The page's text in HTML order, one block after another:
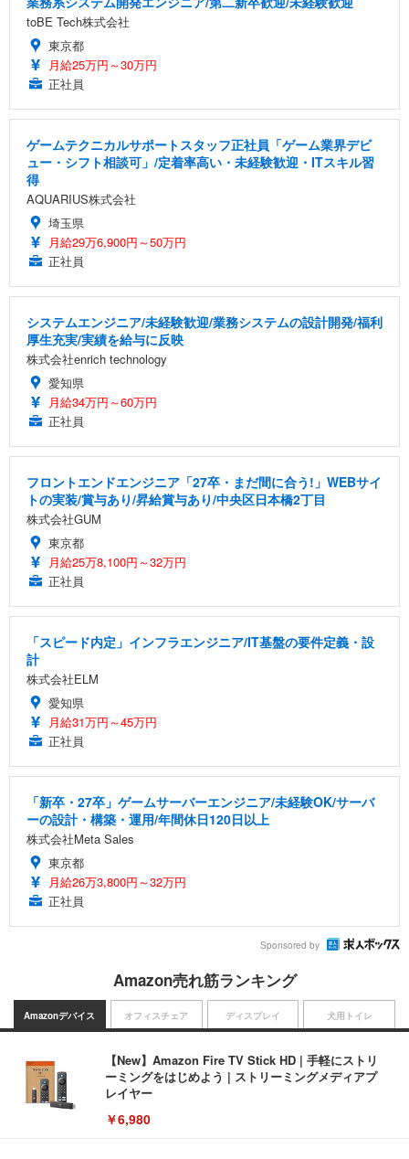
toBE Tech株式会社
東京都
月給25万円～30万円
正社員
ゲームテクニカルサポートスタッフ正社員「ゲーム業界デビ
ュー・シフト相談可」/定着率高い・未経験歓迎・ITスキル習
得
AQUARIUS株式会社
埼玉県
月給29万6,900円～50万円
正社員
システムエンジニア/未経験歓迎/業務システムの設計開発/福利
厚生充実/実績を給与に反映
株式会社enrich technology
愛知県
月給34万円～60万円
正社員
フロントエンドエンジニア「27卒・まだ間に合う!」WEBサイ
トの実装/賞与あり/昇給賞与あり/中央区日本橋2丁目
株式会社GUM
東京都
月給25万8,100円～32万円
正社員
「スピード内定」インフラエンジニア/IT基盤の要件定義・設
計
株式会社ELM
愛知県
月給31万円～45万円
正社員
「新卒・27卒」ゲームサーバーエンジニア/未経験OK/サーバ
ーの設計・構築・運用/年間休日120日以上
株式会社Meta Sales
東京都
月給26万3,800円～32万円
正社員
Sponsored by
Amazon売れ筋ランキング
Amazonデバイス
【New】Amazon Fire TV Stick HD | 手軽にストリ
ーミングをはじめよう | ストリーミングメディアプ
レイヤー
￥6,980
オフィスチェア ディスプレイ 犬用トイレ